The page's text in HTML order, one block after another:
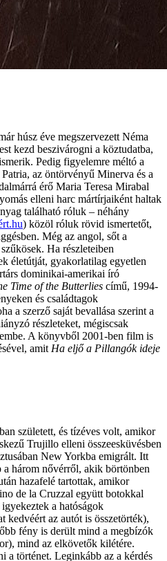
húsz éve megszervezett Néma
kezd beszivárogni a köztudatba,
Pedig figyelemre méltó a
az öntörvényű Minerva és a
érő Maria Teresa Mirabal
elleni harc mártírjaiként haltak
található róluk – néhány
) közöl róluk rövid ismertetőt,
Még az angol, sőt a
Ha részleteiben
életútját, gyakorlatilag egyetlen
dominikai-amerikai író
Time of the Butterlies című, 1994-
és családtagok
a szerző saját bevallása szerint a
részleteket, mégiscsak
A könyvből 2001-ben film is
amit Ha eljő a Pillangók ideje
született, és tízéves volt, amikor
Trujillo elleni összeesküvésben
New Yorkba emigrált. Itt
három nővérről, akik börtönben
hazafelé tartottak, amikor
de la Cruzzal együtt botokkal
a hatóságok
kedvéért az autót is összetörték),
fény is derült mind a megbízók
mind az elkövetők kilétére.
a történet. Leginkább az a kérdés